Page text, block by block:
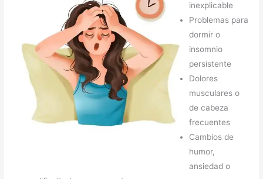
inexplicable
Problemas para
dormir o
insomnio
persistente
Dolores
musculares o
de cabeza
frecuentes
Cambios de
humor,
ansiedad o